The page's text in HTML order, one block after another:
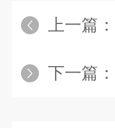
上一篇：
下一篇：